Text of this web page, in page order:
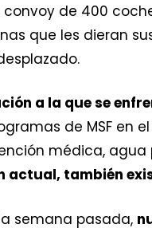
de 400
que les dieran
a la que se
de MSF en
médica,
actual, también
semana pasada,